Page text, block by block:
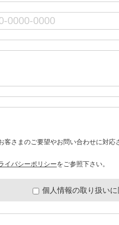
客さまのご要望やお問い合わせに対
イバシーポリシーをご参照下さい。
個人情報の取り扱いに